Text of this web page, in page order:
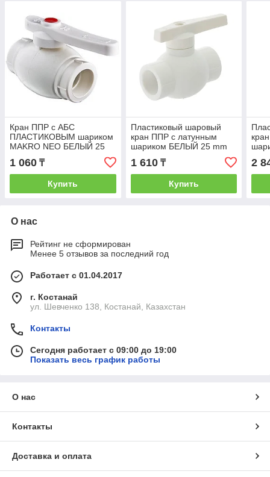
Кран ППР с АБС
ПЛАСТИКОВЫМ шариком
MAKRO NEO БЕЛЫЙ 25
mm ***!!
1 060 ₸
Купить
Пластиковый шаровый
кран ППР с латунным
шариком БЕЛЫЙ 25 mm
TYPE1 ***
1 610₸
Купить
2
О нас
Рейтинг не сформирован
Менее 5 отзывов за последний год
Работает с 01.04.2017
г. Костанай
ул. Шевченко 138, Костанай, Казахстан
Контакты
Сегодня работает с 09:00 до 19:00
Показать весь график работы
О нас
Контакты
Доставка и оплата